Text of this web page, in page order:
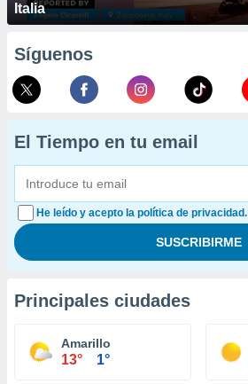
Italia
Síguenos
El Tiempo en tu email
He leído y acepto la política de privacidad.
Principales ciudades
Amarillo
13° 1°